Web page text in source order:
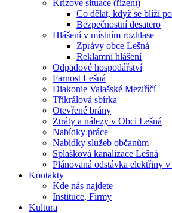
Krizové situace (řízení)
Co dělat, když se blíží
Bezpečnostní desatero
Hlášení v místním rozhlase
Zprávy obce Lešná
Reklamní hlášení
Odpadové hospodářství
Farnost Lešná
Diakonie Valašské Meziříčí
Tříkrálová sbírka
Otevřené brány
Ztráty a nálezy v Obci Lešná
Nabídky práce
Nabídky služeb občanům
Splašková kanalizace Lešná
Plánovaná odstávka elektřiny v
Kontakty
Kde nás najdete
Instituce, Firmy
Kultura